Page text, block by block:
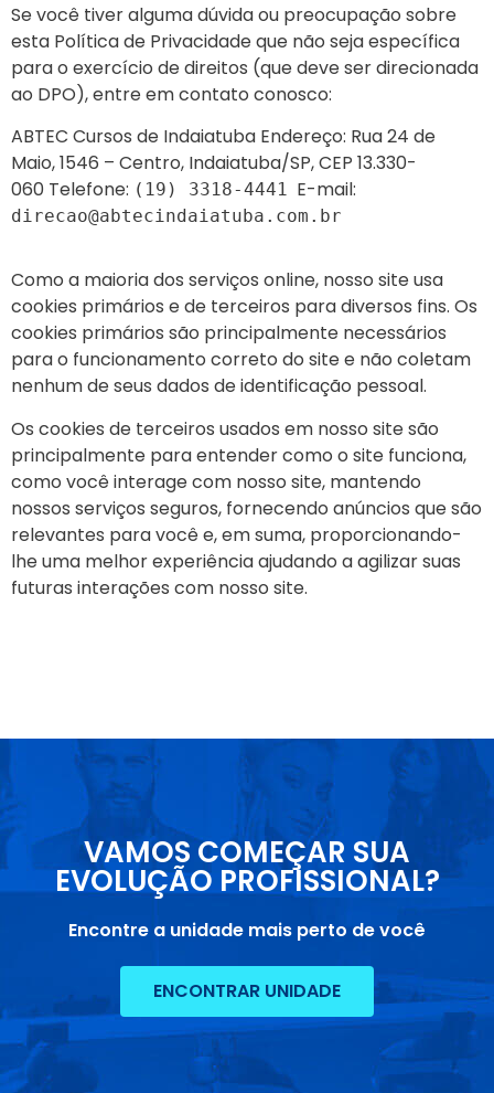
Se você tiver alguma dúvida ou preocupação sobre
esta Política de Privacidade que não seja específica
para o exercício de direitos (que deve ser direcionada
ao DPO), entre em contato conosco:
ABTEC Cursos de Indaiatuba Endereço: Rua 24 de
Maio, 1546 – Centro, Indaiatuba/SP, CEP 13.330-
060 Telefone: (19) 3318-4441 E-mail:
direcao@abtecindaiatuba.com.br
Como a maioria dos serviços online, nosso site usa
cookies primários e de terceiros para diversos fins. Os
cookies primários são principalmente necessários
para o funcionamento correto do site e não coletam
nenhum de seus dados de identificação pessoal.
Os cookies de terceiros usados em nosso site são
principalmente para entender como o site funciona,
como você interage com nosso site, mantendo
nossos serviços seguros, fornecendo anúncios que são
relevantes para você e, em suma, proporcionando-
lhe uma melhor experiência ajudando a agilizar suas
futuras interações com nosso site.
VAMOS COMEÇAR SUA
EVOLUÇÃO PROFISSIONAL?
Encontre a unidade mais perto de você
ENCONTRAR UNIDADE